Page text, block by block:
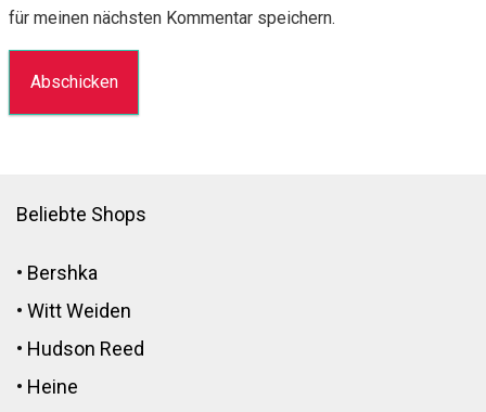
für meinen nächsten Kommentar speichern.
Beliebte Shops
• Bershka
• Witt Weiden
• Hudson Reed
• Heine